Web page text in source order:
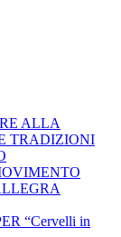
ALLA
TRADIZIONI
“Cervelli in